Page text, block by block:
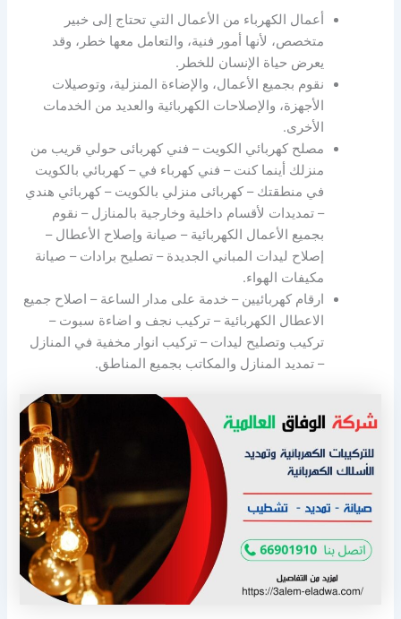
أعمال الكهرباء من الأعمال التي تحتاج إلى خبير
متخصص، لأنها أمور فنية، والتعامل معها خطر، وقد
يعرض حياة الإنسان للخطر.
نقوم بجميع الأعمال، والإضاءة المنزلية، وتوصيلات
الأجهزة، والإصلاحات الكهربائية والعديد من الخدمات
الأخرى.
مصلح كهربائي الكويت – فني كهربائى حولي قريب من
منزلك أينما كنت – فني كهرباء في – كهربائي بالكويت
في منطقتك – كهربائى منزلي بالكويت – كهربائي هندي
– تمديدات لأقسام داخلية وخارجية بالمنازل – نقوم
بجميع الأعمال الكهربائية – صيانة وإصلاح الأعطال –
إصلاح ليدات المباني الجديدة – تصليح برادات – صيانة
مكيفات الهواء.
ارقام كهربائيين – خدمة على مدار الساعة – اصلاح جميع
الاعطال الكهربائية – تركيب نجف و اضاءة سبوت –
تركيب وتصليح ليدات – تركيب انوار مخفية في المنازل
– تمديد المنازل والمكاتب بجميع المناطق.